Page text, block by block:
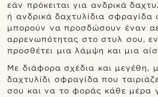
εάν πρόκειται για ανδρικά
ή ανδρικά δαχτυλίδια σφραγίδα
μπορούν να προσδώσουν έναν
αρρενωπότητας στο στυλ σου,
προσθέτει μια λάμψη και μια
Με διάφορα σχέδια και μεγέθη,
δαχτυλίδι σφραγίδα που
σου και να το φοράς κάθε μέρα